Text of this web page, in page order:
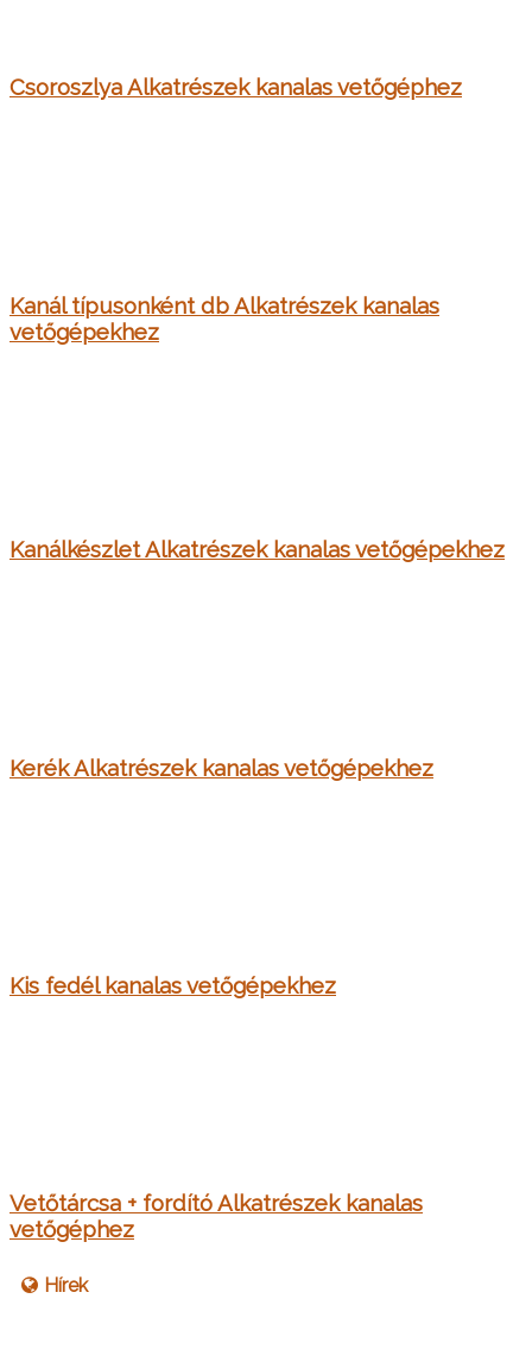
Csoroszlya Alkatrészek kanalas vetőgéphez
Kanál típusonként db Alkatrészek kanalas
vetőgépekhez
Kanálkészlet Alkatrészek kanalas vetőgépekhez
Kerék Alkatrészek kanalas vetőgépekhez
Kis fedél kanalas vetőgépekhez
Vetőtárcsa + fordító Alkatrészek kanalas
vetőgéphez
Hírek